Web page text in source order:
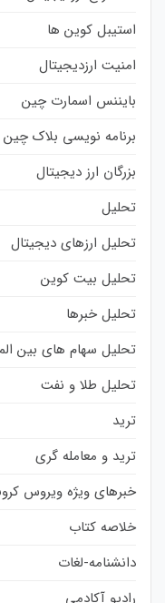
استیبل کوین ها
امنیت ارزدیجیتال
بایننس اسمارت چین
برنامه نویسی بلاک چین
بزرگان ارز دیجیتال
تحلیل
تحلیل ارزهای دیجیتال
تحلیل بیت کوین
تحلیل خبرها
تحلیل سهام های بین
تحلیل طلا و نفت
ترید
ترید و معامله گری
خبرهای ویژه ویروس
خلاصه کتاب
دانشنامه-لغات
رادیو آکادمی